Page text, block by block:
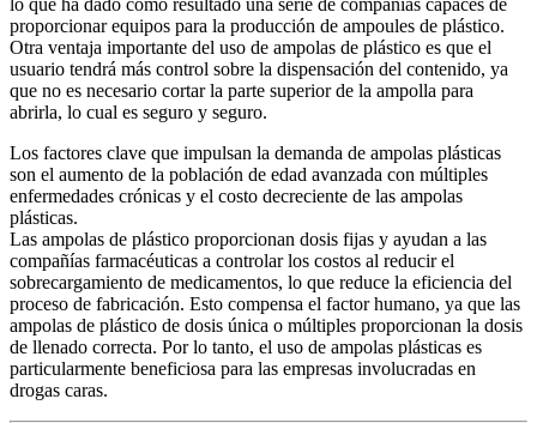
lo que ha dado como resultado una serie de compañías capaces de
proporcionar equipos para la producción de ampoules de plástico.
Otra ventaja importante del uso de ampolas de plástico es que el
usuario tendrá más control sobre la dispensación del contenido, ya
que no es necesario cortar la parte superior de la ampolla para
abrirla, lo cual es seguro y seguro.
Los factores clave que impulsan la demanda de ampolas plásticas
son el aumento de la población de edad avanzada con múltiples
enfermedades crónicas y el costo decreciente de las ampolas
plásticas.
Las ampolas de plástico proporcionan dosis fijas y ayudan a las
compañías farmacéuticas a controlar los costos al reducir el
sobrecargamiento de medicamentos, lo que reduce la eficiencia del
proceso de fabricación. Esto compensa el factor humano, ya que las
ampolas de plástico de dosis única o múltiples proporcionan la dosis
de llenado correcta. Por lo tanto, el uso de ampolas plásticas es
particularmente beneficiosa para las empresas involucradas en
drogas caras.